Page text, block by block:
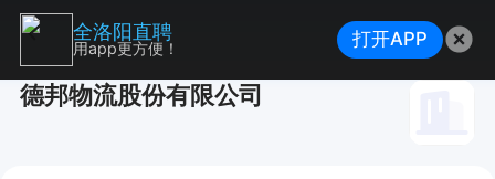
德邦物流股份有限公司
全洛阳直聘
用app更方便！ 打开APP